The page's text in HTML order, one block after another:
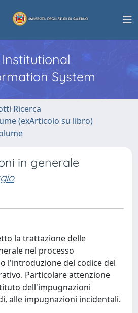
Institutional
System
Ricerca
(exArticolo su libro)
in generale
la trattazione delle
nel processo
l'introduzione del codice del
Particolare attenzione
dell'impugnazioni
alle impugnazioni incidentali.